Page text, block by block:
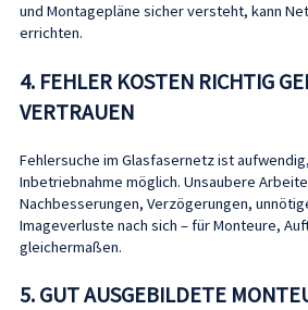
und Montagepläne sicher versteht, kann
errichten.
4. FEHLER KOSTEN RICHTIG
VERTRAUEN
Fehlersuche im Glasfasernetz ist
Inbetriebnahme möglich. Unsaubere
Nachbesserungen, Verzögerungen,
Imageverluste nach sich – für Monteure,
gleichermaßen.
5. GUT AUSGEBILDETE